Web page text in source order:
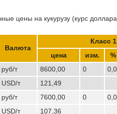
цены на кукурузу (курс
Валюта
Класс 1
цена
изм.
руб/т 8600,00 0
USD/т
121,49
руб/т 7600,00 0
USD/т
107,36